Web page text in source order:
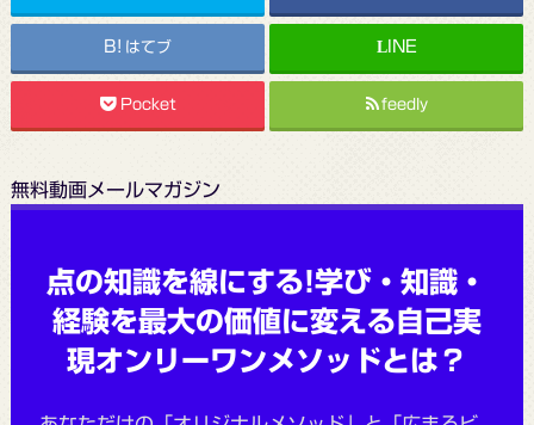
はてブ
Pocket feedly
無料動画メールマガジン
点の知識を線にする!学び・知識・
経験を最大の価値に変える自己実
現オンリーワンメソッドとは？